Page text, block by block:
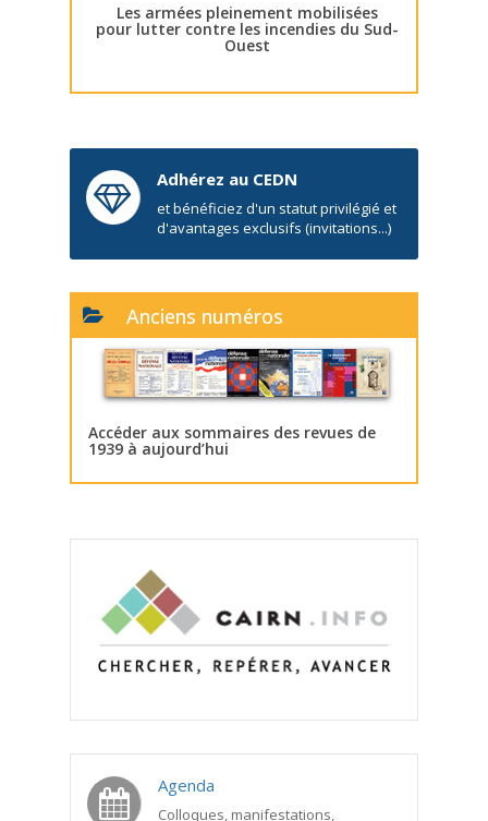
Les armées pleinement mobilisées
pour lutter contre les incendies du Sud-
Ouest
Adhérez au CEDN
et bénéficiez d'un statut privilégié et
d'avantages exclusifs (invitations...)
Anciens numéros
Accéder aux sommaires des revues de
1939 à aujourd’hui
Agenda
Colloques, manifestations,